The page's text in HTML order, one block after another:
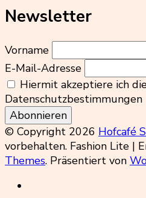
Newsletter
Vorname
E-Mail-Adresse
Hiermit akzeptiere ich
Datenschutzbestimmungen
© Copyright 2026 Hofcafé
vorbehalten. Fashion Lite |
Themes. Präsentiert von